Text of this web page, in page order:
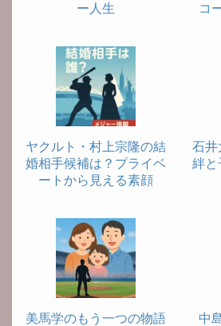
ー人生
コ
ヤクルト・村上宗隆の結
婚相手候補は？プライベ
ートから見える素顔
石井
絆と
美馬学のもう一つの物語
中